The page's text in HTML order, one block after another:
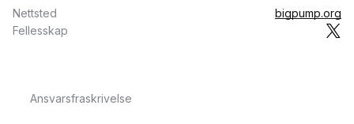
Nettsted
bigpump.org
Fellesskap
Ansvarsfraskrivelse